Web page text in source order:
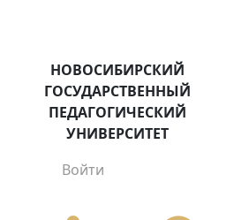
НОВОСИБИРСКИЙ
ГОСУДАРСТВЕННЫЙ
ПЕДАГОГИЧЕСКИЙ
УНИВЕРСИТЕТ
Войти